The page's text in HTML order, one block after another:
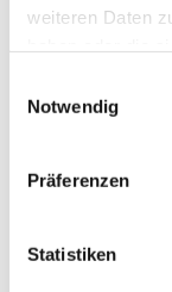
weiteren Daten
Notwendig
Präferenzen
Statistiken